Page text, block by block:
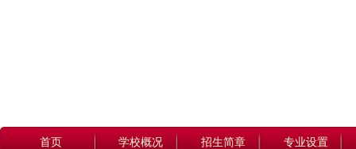
首页 学校概况 招生简章 专业设置